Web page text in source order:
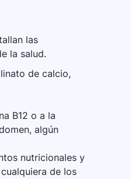
las
la salud.
de calcio,
B12 o a la
algún
nutricionales y
de los